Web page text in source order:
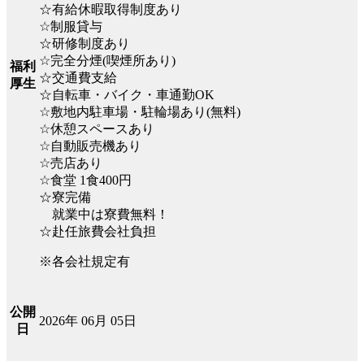
福利
厚生
☆有給休暇取得制度あり
☆制服貸与
☆研修制度あり
☆完全分煙(喫煙所あり)
☆交通費支給
☆自転車・バイク・車通勤OK
☆敷地内駐車場・駐輪場あり(無料)
☆休憩スペースあり
☆自動販売機あり
☆売店あり
☆食堂 1食400円
☆寮完備
就業中は寮費無料！
☆赴任旅費会社負担
※各会社規定有
公開
日
2026年 06月 05日